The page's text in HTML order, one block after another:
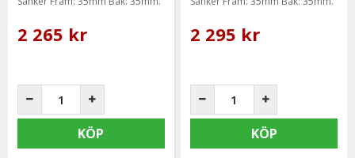
2 265 kr
KÖP
2 295 kr
KÖP